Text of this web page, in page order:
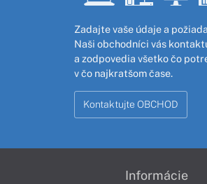
Zadajte vaše údaje a
Naši obchodníci vás
a zodpovedia všetko čo
v čo najkratšom čase.
Kontaktujte OBCHOD
Informácie